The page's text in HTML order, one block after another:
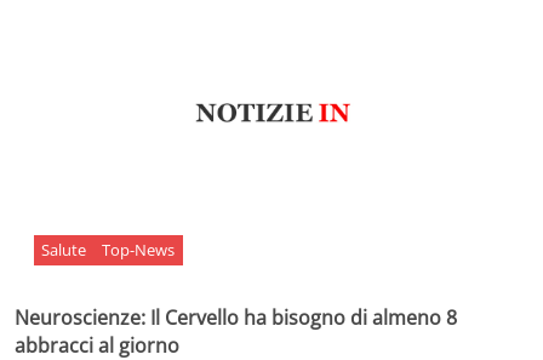
Salute Top-News
Neuroscienze: Il Cervello ha bisogno di almeno 8
abbracci al giorno